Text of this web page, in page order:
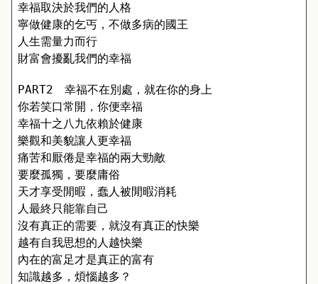
幸福取決於我們的人格
寧做健康的乞丐，不做多病的國王
人生需量力而行
財富會擾亂我們的幸福
PART2　幸福不在別處，就在你的身上
你若笑口常開，你便幸福
幸福十之八九依賴於健康
樂觀和美貌讓人更幸福
痛苦和厭倦是幸福的兩大勁敵
要麼孤獨，要麼庸俗
天才享受閒暇，蠢人被閒暇消耗
人最終只能靠自己
沒有真正的需要，就沒有真正的快樂
越有自我思想的人越快樂
內在的富足才是真正的富有
知識越多，煩惱越多？